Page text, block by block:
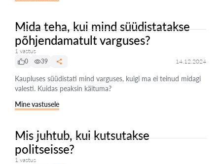
Mida teha, kui mind süüdistatakse
põhjendamatult varguses?
1 vastus
0
39 14.12.2024
Kaupluses süüdistati mind varguses, kuigi ma ei teinud midagi
valesti. Kuidas peaksin käituma?
Mine vastusele
Mis juhtub, kui kutsutakse
politseisse?
1 vastus